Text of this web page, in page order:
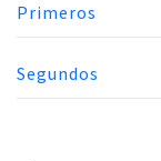
Primeros
Segundos